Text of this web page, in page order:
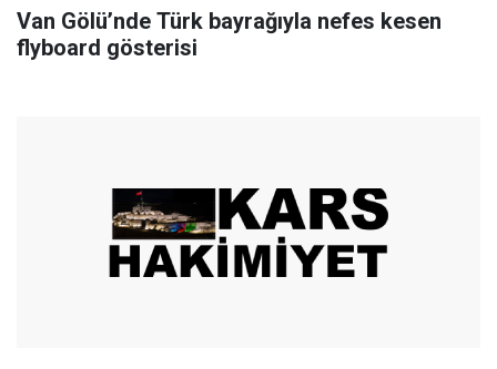
Van Gölü’nde Türk bayrağıyla nefes kesen
flyboard gösterisi